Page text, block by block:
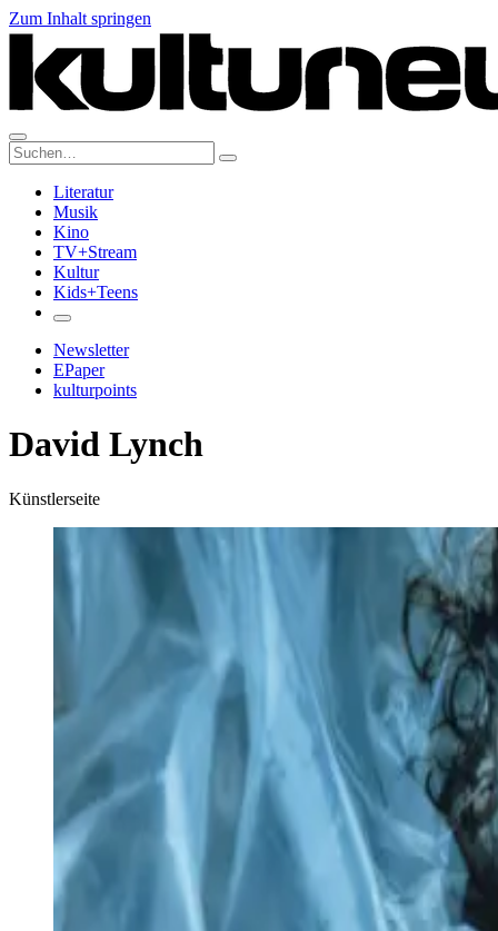
Zum Inhalt springen
Suche:
Literatur
Musik
Kino
TV+Stream
Kultur
Kids+Teens
Newsletter
EPaper
kulturpoints
David Lynch
Künstlerseite